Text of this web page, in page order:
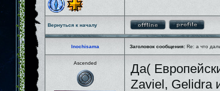
Вернуться к началу
Inochisama Заголовок сообщения: Re: а что
Ascended
Да(
Zaviel, Gelidra